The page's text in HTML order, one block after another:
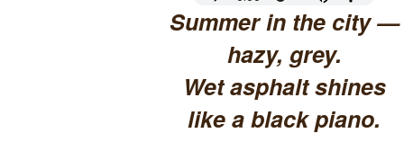
Summer in the city —
hazy, grey.
Wet asphalt shines
like a black piano.